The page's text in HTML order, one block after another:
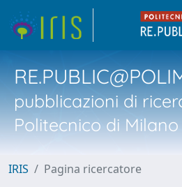
pubblicazioni di
Politecnico di Milano
IRIS Pagina ricercatore